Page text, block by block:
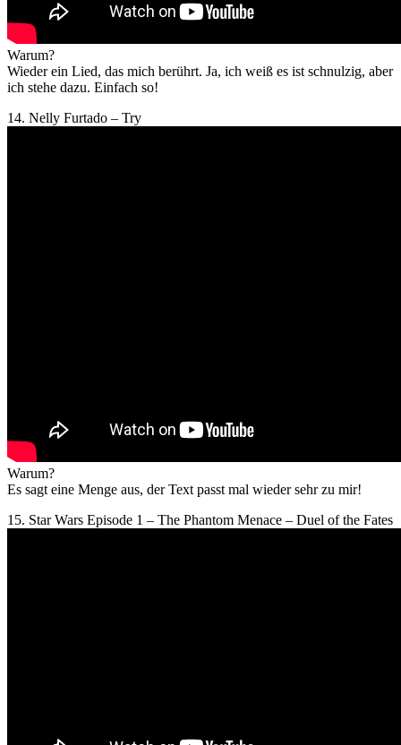
Warum?
Wieder ein Lied, das mich berührt. Ja, ich weiß es ist schnulzig, aber
ich stehe dazu. Einfach so!
14. Nelly Furtado – Try
Warum?
Es sagt eine Menge aus, der Text passt mal wieder sehr zu mir!
15. Star Wars Episode 1 – The Phantom Menace – Duel of the Fates